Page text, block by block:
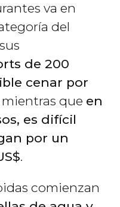
va en
del
de 200
cenar por
mientras que en
es difícil
por un
.
comienzan